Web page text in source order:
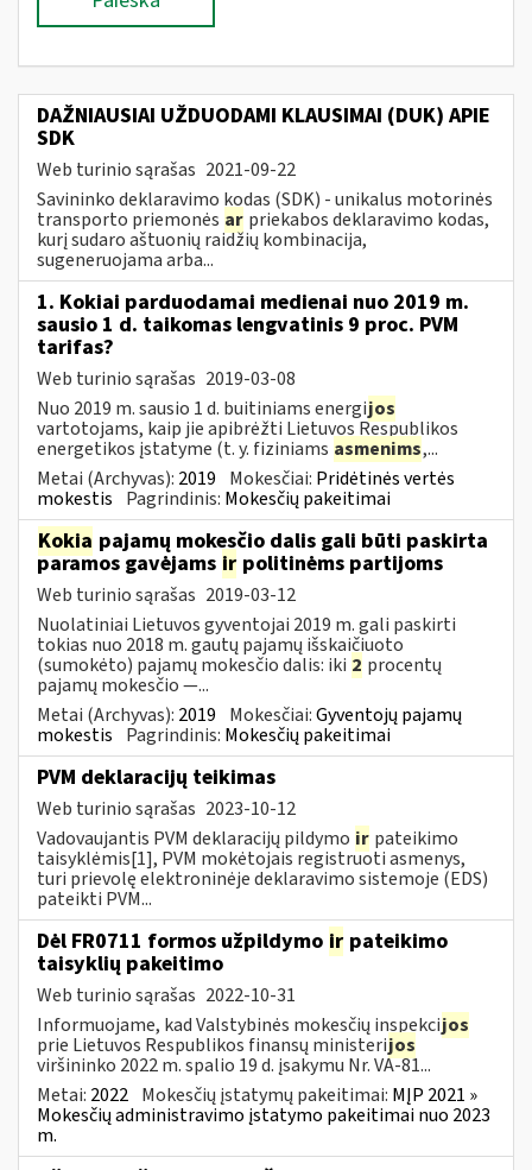
DAŽNIAUSIAI UŽDUODAMI KLAUSIMAI (DUK) APIE
SDK
Web turinio sąrašas 2021-09-22
Savininko deklaravimo kodas (SDK) - unikalus motorinės
transporto priemonės ar priekabos deklaravimo kodas,
kurį sudaro aštuonių raidžių kombinacija,
sugeneruojama arba...
1. Kokiai parduodamai medienai nuo 2019 m.
sausio 1 d. taikomas lengvatinis 9 proc. PVM
tarifas?
Web turinio sąrašas 2019-03-08
Nuo 2019 m. sausio 1 d. buitiniams energijos
vartotojams, kaip jie apibrėžti Lietuvos Respublikos
energetikos įstatyme (t. y. fiziniams asmenims,...
Metai (Archyvas): 2019 Mokesčiai: Pridėtinės vertės
mokestis Pagrindinis: Mokesčių pakeitimai
Kokia pajamų mokesčio dalis gali būti paskirta
paramos gavėjams ir politinėms partijoms
Web turinio sąrašas 2019-03-12
Nuolatiniai Lietuvos gyventojai 2019 m. gali paskirti
tokias nuo 2018 m. gautų pajamų išskaičiuoto
(sumokėto) pajamų mokesčio dalis: iki 2 procentų
pajamų mokesčio —...
Metai (Archyvas): 2019 Mokesčiai:Gyventojų pajamų
mokestis Pagrindinis: Mokesčių pakeitimai
PVM deklaracijų teikimas
Web turinio sąrašas 2023-10-12
Vadovaujantis PVM deklaracijų pildymo ir pateikimo
taisyklėmis[1], PVM mokėtojais registruoti asmenys,
turi prievolę elektroninėje deklaravimo sistemoje (EDS)
pateikti PVM...
Dėl FR0711 formos užpildymo ir pateikimo
taisyklių pakeitimo
Web turinio sąrašas 2022-10-31
Informuojame, kad Valstybinės mokesčių inspekcijos
prie Lietuvos Respublikos finansų ministerijos
viršininko 2022 m. spalio 19 d. įsakymu Nr. VA-81...
Metai: 2022 Mokesčių įstatymų pakeitimai: MĮP 2021 »
Mokesčių administravimo įstatymo pakeitimai nuo 2023
m.